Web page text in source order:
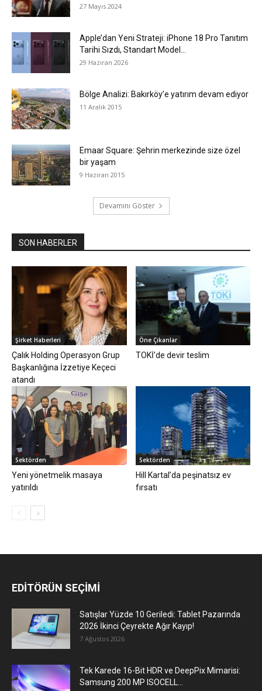
27 Mayıs 2024
Apple’dan Yeni Strateji: iPhone 18 Pro Tanıtım
Tarihi Sızdı, Standart Model...
29 Haziran 2026
Bölge Analizi: Bakırköy’e yatırım devam ediyor
11 Aralık 2015
Emaar Square: Şehrin merkezinde size özel
bir yaşam
9 Haziran 2015
Devamını Göster
SON HABERLER
Şirket Haberleri
Çalık Holding Operasyon Grup
Başkanlığına İzzetiye Keçeci
atandı
Öne Çıkanlar
TOKİ’de devir teslim
Sektörden
Yeni yönetmelik masaya
yatırıldı
Sektörden
Hill Kartal’da peşinatsız ev
fırsatı
EDİTÖRÜN SEÇİMİ
Satışlar Yüzde 10 Geriledi: Tablet Pazarında
2026 İkinci Çeyrekte Ağır Kayıp!
7 Ağustos 2026
Tek Karede 16-Bit HDR ve DeepPix Mimarisi:
Samsung 200 MP ISOCELL...